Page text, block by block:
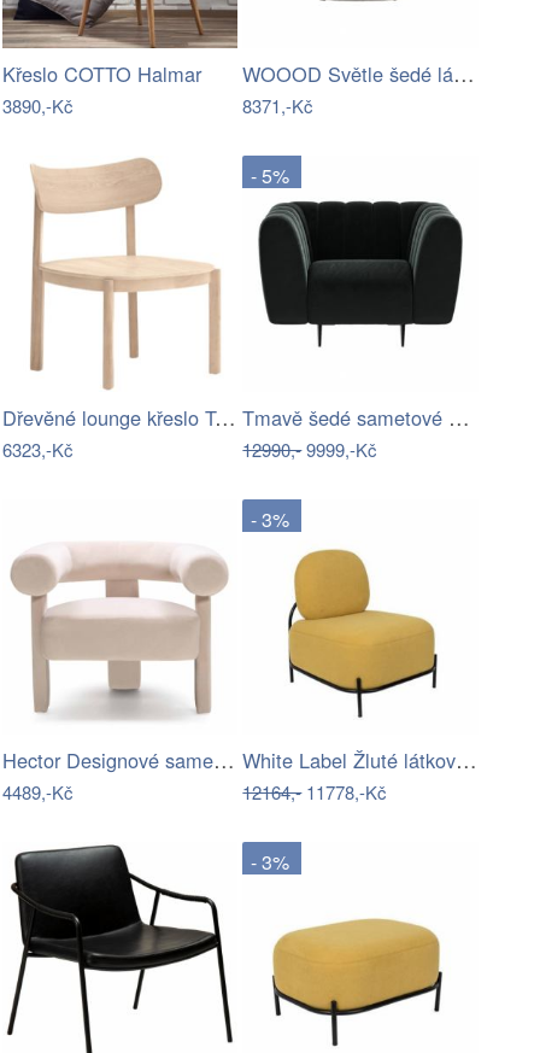
Křeslo COTTO Halmar
3890,-Kč
WOOOD Světle šedé látkové křeslo Raffael
8371,-Kč
Dřevěné lounge křeslo Teulat Nara
6323,-Kč
- 5%
Tmavě šedé sametové křeslo Ghado Shel
12990,-9999,-Kč
Hector Designové sametové křeslo HELLA…
4489,-Kč
- 3%
White Label Žluté látkové křeslo WLL…
12164,-11778,-Kč
- 3%